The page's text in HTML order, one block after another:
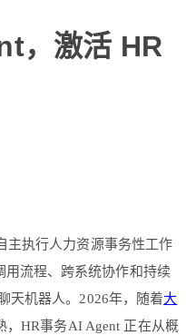
，激活 HR
主执行人力资源事务性工作
流程、跨系统协作和持续
天机器人。2026年，随着大
，HR事务AI Agent 正在从概